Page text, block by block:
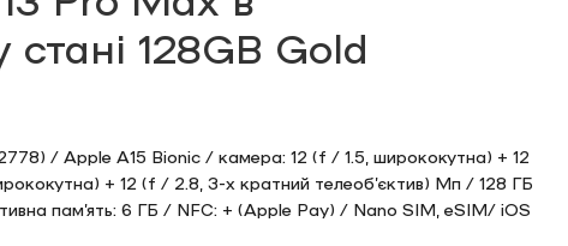
стані 128GB Gold
/ Apple A15 Bionic / камера: 12 (f / 1.5, ширококутна) + 12
+ 12 (f / 2.8, 3-х кратний телеоб’єктив) Мп / 128 ГБ
пам’ять: 6 ГБ / NFC: + (Apple Pay) / Nano SIM, eSIM/ iOS